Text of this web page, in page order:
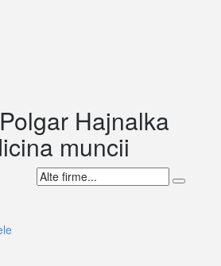
Hajnalka
muncii